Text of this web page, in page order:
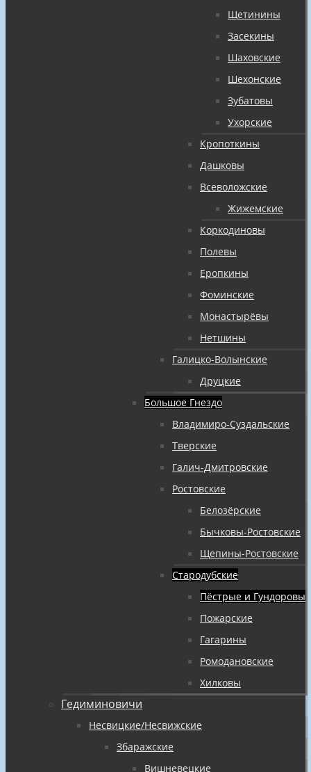
Щетинины
Засекины
Шаховские
Шехонские
Зубатовы
Ухорские
Кропоткины
Дашковы
Всеволожские
Жижемские
Коркодиновы
Полевы
Еропкины
Фоминские
Монастырёвы
Нетшины
Галицко-Волынские
Друцкие
Большое Гнездо
Владимиро-Суздальские
Тверские
Галич-Дмитровские
Ростовские
Белозёрские
Бычковы-Ростовские
Щепины-Ростовские
Стародубские
Пёстрые и Гундоровы
Пожарские
Гагарины
Ромодановские
Хилковы
Гедиминовичи
Несвицкие/Несвижские
Збаражские
Вишневецкие